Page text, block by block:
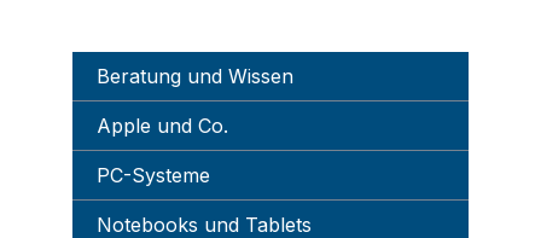
Beratung und Wissen
Apple und Co.
PC-Systeme
Notebooks und Tablets